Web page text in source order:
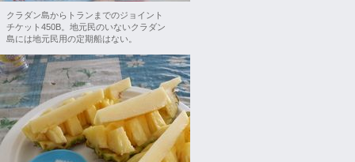
クラダン島からトランまでのジョイント
チケット450B。地元民のいないクラダン
島には地元民用の定期船はない。